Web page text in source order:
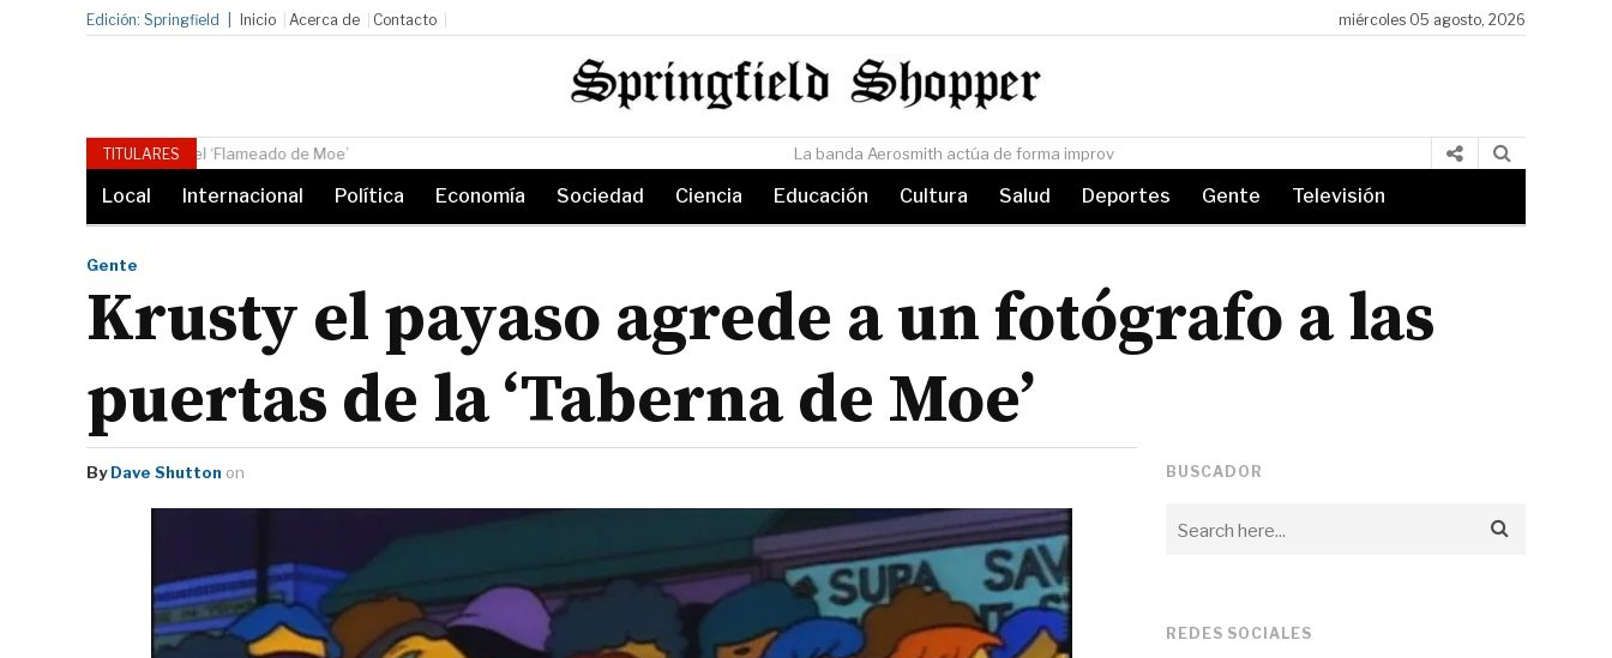
Edición: Springfield Inicio Acerca de Contacto miércoles 05 agosto, 2026
TITULARES La banda Aerosmith actúa de forma improvisada en la ‘Taberna de Moe’ El alcalde Quimby declara oficialmente el «Día del Flameado de
Local Internacional Política Economía Sociedad Ciencia Educación Cultura Salud Deportes Gente Televisión
Gente
Krusty el payaso agrede a un fotógrafo a las
puertas de la ‘Taberna de Moe’
By Dave Shutton on BUSCADOR
REDES SOCIALES